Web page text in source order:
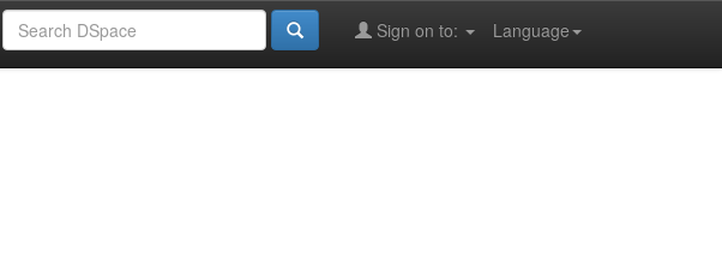
Language
Sign on to: